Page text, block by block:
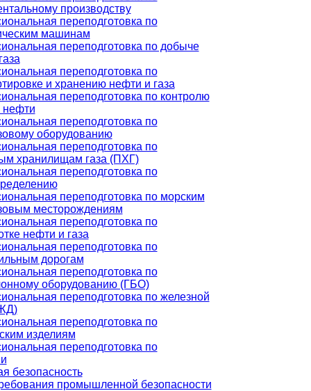
производству
переподготовка по
машинам
переподготовка по добыче
переподготовка по
и хранению нефти и газа
переподготовка по контролю
нефти
переподготовка по
оборудованию
переподготовка по
хранилищам газа (ПХГ)
переподготовка по
переподготовка по морским
месторождениям
переподготовка по
нефти и газа
переподготовка по
дорогам
переподготовка по
оборудованию (ГБО)
переподготовка по железной
переподготовка по
изделиям
переподготовка по
безопасность
промышленной безопасности